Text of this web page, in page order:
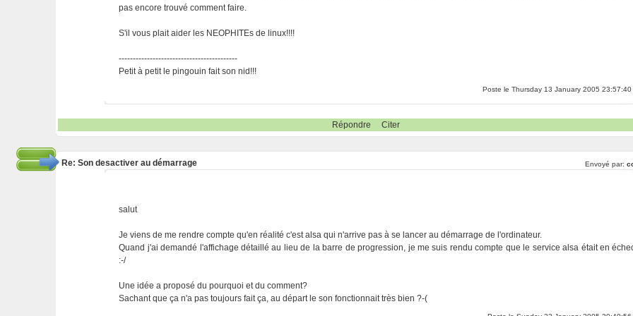
pas encore trouvé comment faire.
S'il vous plait aider les NEOPHITEs de linux!!!!
------------------------------------------
Petit à petit le pingouin fait son nid!!!
Poste le Thursday 13 January 2005 23:57:40
Répondre Citer
Re: Son desactiver au démarrage Envoyé par:
salut
Je viens de me rendre compte qu'en réalité c'est alsa qui n'arrive pas à se lancer au démarrage de l'ordinateur.
Quand j'ai demandé l'affichage détaillé au lieu de la barre de progression, je me suis rendu compte que le service alsa était en
:-/
Une idée a proposé du pourquoi et du comment?
Sachant que ça n'a pas toujours fait ça, au départ le son fonctionnait très bien ?-(